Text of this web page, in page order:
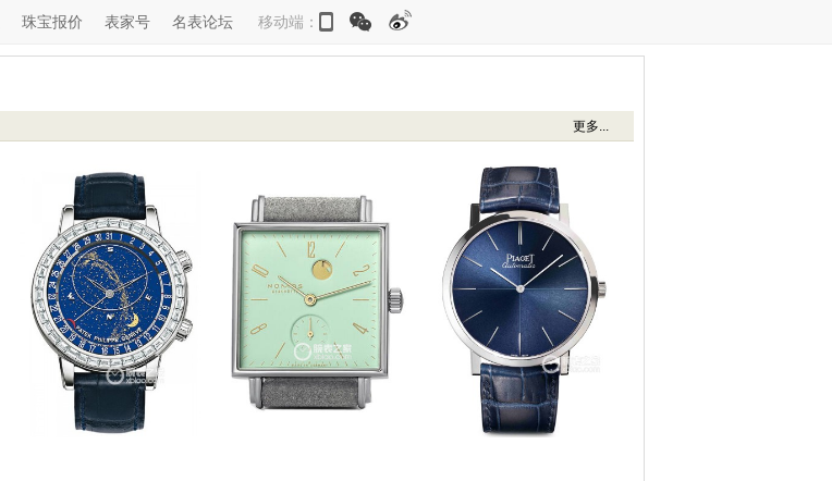
珠宝报价 表家号 名表论坛 移动端：
更多...